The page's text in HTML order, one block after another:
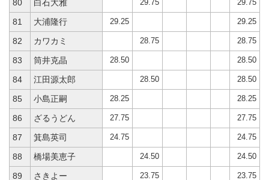
80 白石大雅 29.75 29.75
81 大浦隆行 29.25 29.25
82 カワカミ 28.75 28.75
83 筒井克晶 28.50 28.50
84 江田源太郎 28.50 28.50
85 小島正嗣 28.25 28.25
86 ざるうどん 27.75 27.75
87 箕島英司 24.75 24.75
88 橋場美恵子 24.50 24.50
89 さきよー 23.75 23.75